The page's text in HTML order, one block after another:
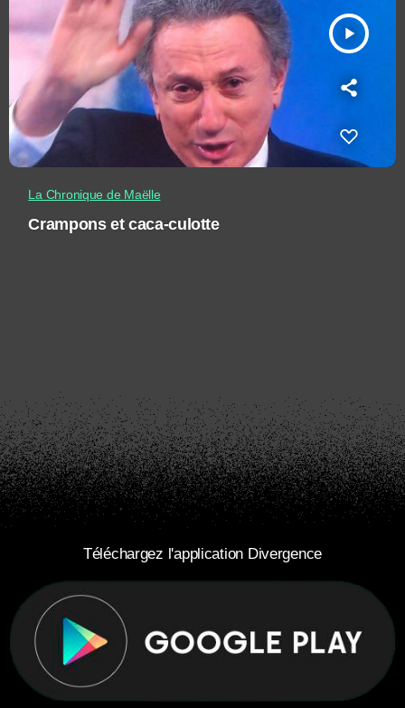
play_arrow
La Chronique de Maëlle
Crampons et caca-culotte
Téléchargez l'application Divergence